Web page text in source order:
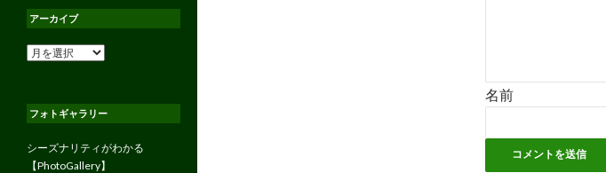
名前
ー
アーカイブ
ア
ブ
フォトギャラリー
シーズナリティがわかる
【PhotoGallery】